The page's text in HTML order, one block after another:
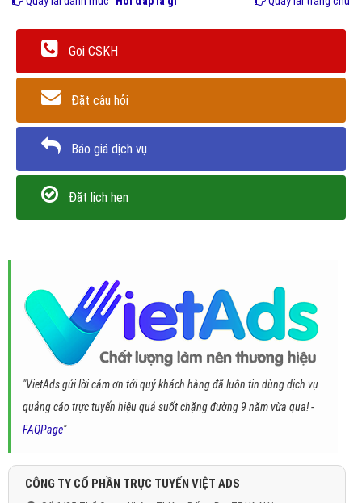
Gọi CSKH
Đặt câu hỏi
Báo giá dịch vụ
Đặt lịch hẹn
"VietAds gửi lời cảm ơn tới quý khách hàng đã luôn tin dùng dịch vụ
quảng cáo trực tuyến hiệu quả suốt chặng đường 9 năm vừa qua! -
FAQPage"
CÔNG TY CỔ PHẦN TRỰC TUYẾN VIỆT ADS